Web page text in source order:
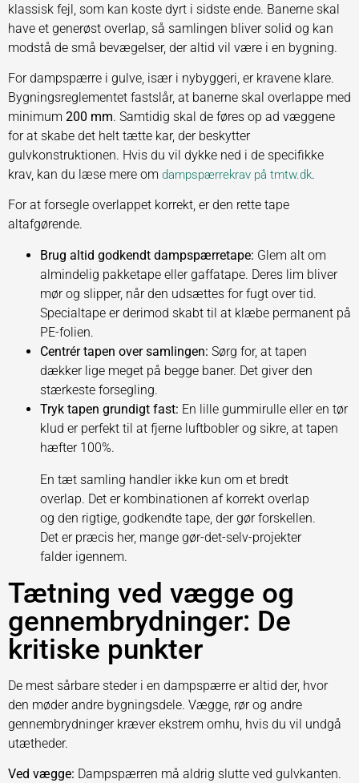
klassisk fejl, som kan koste dyrt i sidste ende. Banerne skal
have et generøst overlap, så samlingen bliver solid og kan
modstå de små bevægelser, der altid vil være i en bygning.
For dampspærre i gulve, især i nybyggeri, er kravene klare.
Bygningsreglementet fastslår, at banerne skal overlappe med
minimum 200 mm. Samtidig skal de føres op ad væggene
for at skabe det helt tætte kar, der beskytter
gulvkonstruktionen. Hvis du vil dykke ned i de specifikke
krav, kan du læse mere om dampspærrekrav på tmtw.dk.
For at forsegle overlappet korrekt, er den rette tape
altafgørende.
Brug altid godkendt dampspærretape: Glem alt om
almindelig pakketape eller gaffatape. Deres lim bliver
mør og slipper, når den udsættes for fugt over tid.
Specialtape er derimod skabt til at klæbe permanent på
PE-folien.
Centrér tapen over samlingen: Sørg for, at tapen
dækker lige meget på begge baner. Det giver den
stærkeste forsegling.
Tryk tapen grundigt fast: En lille gummirulle eller en tør
klud er perfekt til at fjerne luftbobler og sikre, at tapen
hæfter 100%.
En tæt samling handler ikke kun om et bredt
overlap. Det er kombinationen af korrekt overlap
og den rigtige, godkendte tape, der gør forskellen.
Det er præcis her, mange gør-det-selv-projekter
falder igennem.
Tætning ved vægge og
gennembrydninger: De
kritiske punkter
De mest sårbare steder i en dampspærre er altid der, hvor
den møder andre bygningsdele. Vægge, rør og andre
gennembrydninger kræver ekstrem omhu, hvis du vil undgå
utætheder.
Ved vægge: Dampspærren må aldrig slutte ved gulvkanten.